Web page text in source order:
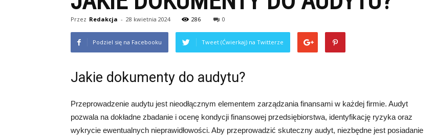
Przez Redakcja - 28 kwietnia 2024 286 0
Podziel się na Facebooku Tweet (Ćwierkaj) na Twitterze
Jakie dokumenty do audytu?
Przeprowadzenie audytu jest nieodłącznym elementem zarządzania finansami w każdej firmie. Audyt
pozwala na dokładne zbadanie i ocenę kondycji finansowej przedsiębiorstwa, identyfikację ryzyka oraz
wykrycie ewentualnych nieprawidłowości. Aby przeprowadzić skuteczny audyt, niezbędne jest posiadanie